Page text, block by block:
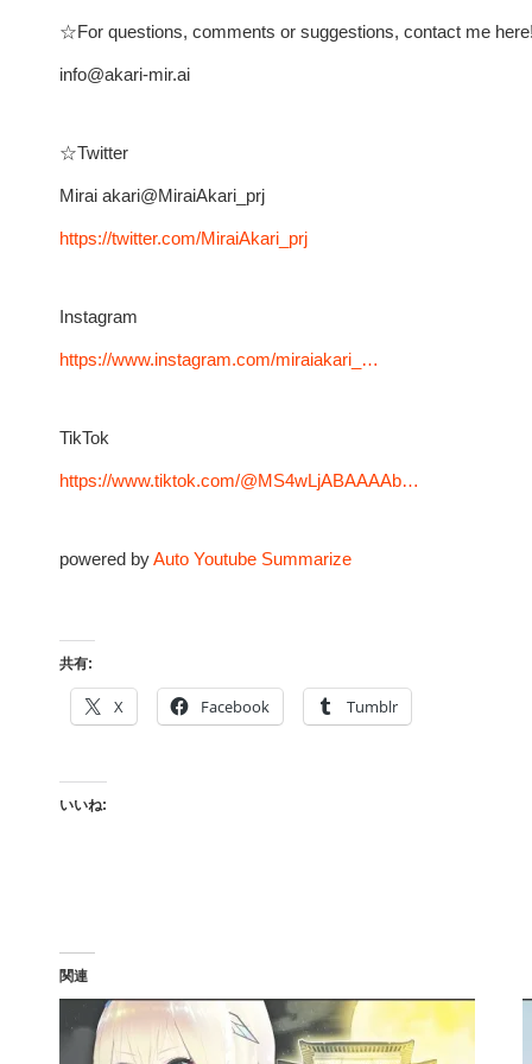
☆For questions, comments or suggestions, contact me
info@akari-mir.ai
☆Twitter
Mirai akari@MiraiAkari_prj
https://twitter.com/MiraiAkari_prj
Instagram
https://www.instagram.com/miraiakari_…
TikTok
https://www.tiktok.com/@MS4wLjABAAAAb…
powered byAuto Youtube Summarize
共有:
X Facebook Tumblr
いいね:
関連